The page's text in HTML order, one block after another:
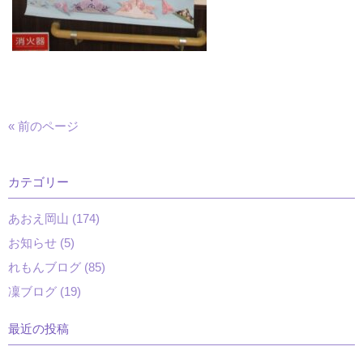
« 前のページ
カテゴリー
あおえ岡山 (174)
お知らせ (5)
れもんブログ (85)
凜ブログ (19)
最近の投稿